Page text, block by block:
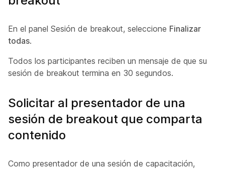
En el panel Sesión de breakout, seleccione Finalizar
todas.
Todos los participantes reciben un mensaje de que su
sesión de breakout termina en 30 segundos.
Solicitar al presentador de una
sesión de breakout que comparta
contenido
Como presentador de una sesión de capacitación,